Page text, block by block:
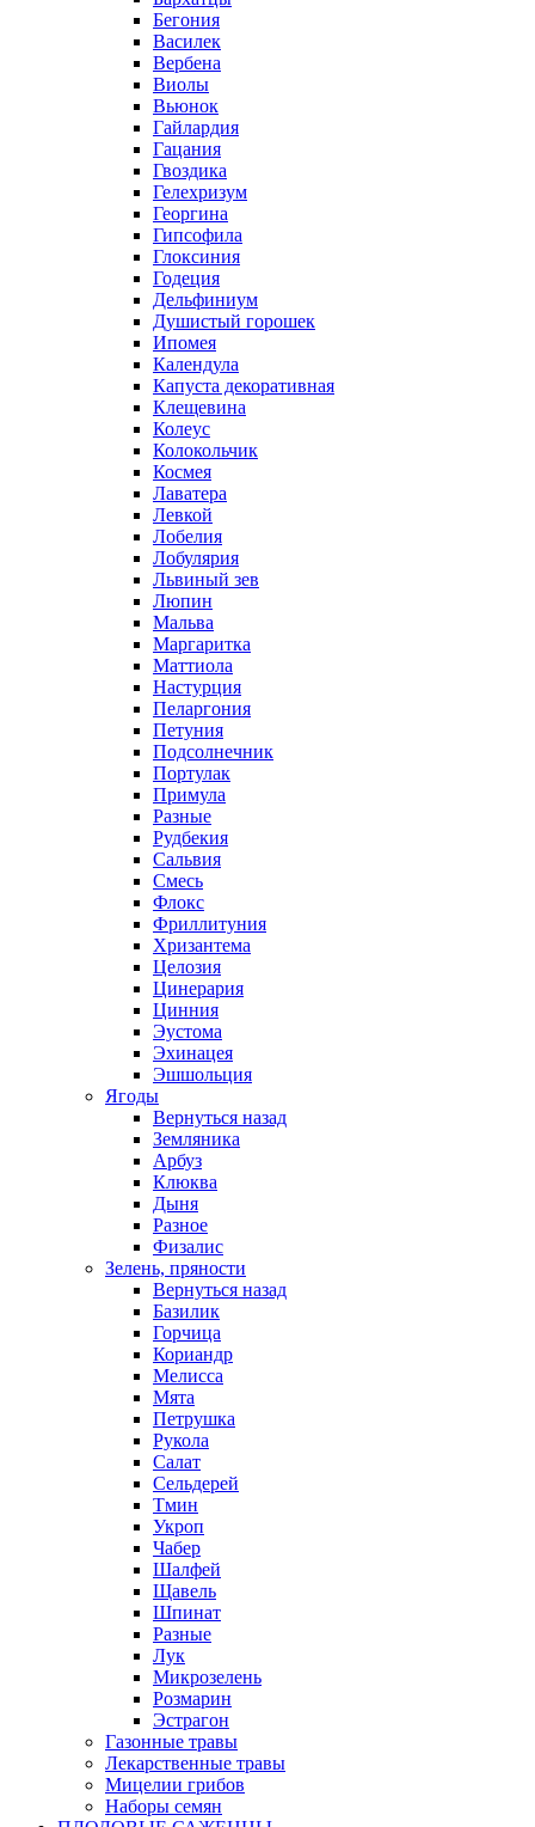
Бегония
Василек
Вербена
Виолы
Вьюнок
Гайлардия
Гацания
Гвоздика
Гелехризум
Георгина
Гипсофила
Глоксиния
Годеция
Дельфиниум
Душистый горошек
Ипомея
Календула
Капуста декоративная
Клещевина
Колеус
Колокольчик
Космея
Лаватера
Левкой
Лобелия
Лобулярия
Львиный зев
Люпин
Мальва
Маргаритка
Маттиола
Настурция
Пеларгония
Петуния
Подсолнечник
Портулак
Примула
Разные
Рудбекия
Сальвия
Смесь
Флокс
Фриллитуния
Хризантема
Целозия
Цинерария
Цинния
Эустома
Эхинацея
Эшшольция
Ягоды
Вернуться назад
Земляника
Арбуз
Клюква
Дыня
Разное
Физалис
Зелень, пряности
Вернуться назад
Базилик
Горчица
Кориандр
Мелисса
Мята
Петрушка
Рукола
Салат
Сельдерей
Тмин
Укроп
Чабер
Шалфей
Щавель
Шпинат
Разные
Лук
Микрозелень
Розмарин
Эстрагон
Газонные травы
Лекарственные травы
Мицелии грибов
Наборы семян